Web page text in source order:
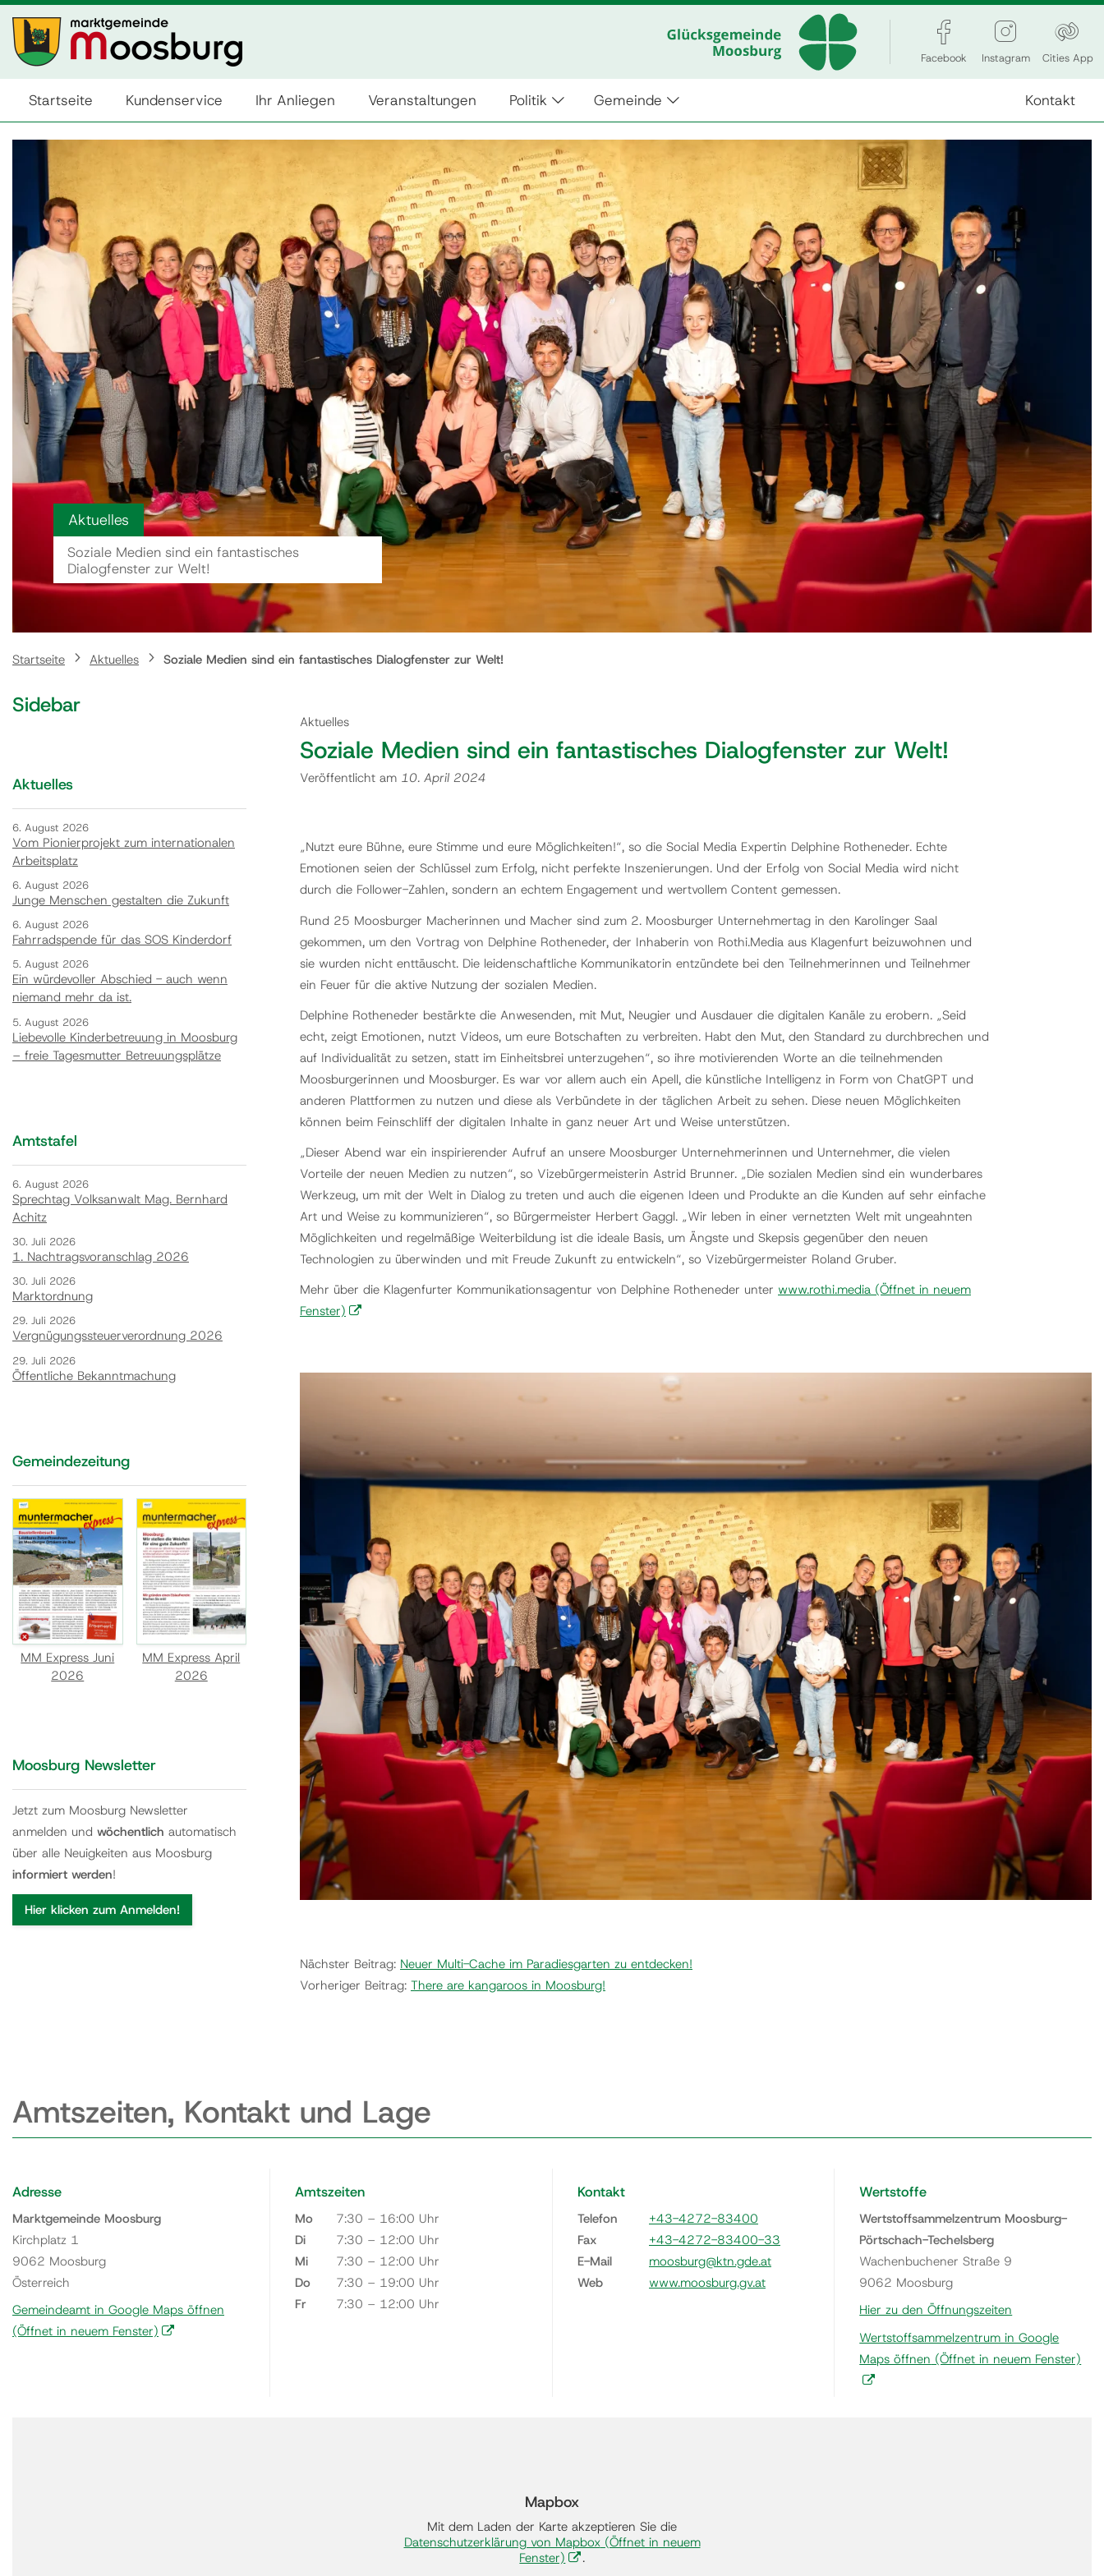
Facebook Instagram Cities App
Startseite Kundenservice Ihr Anliegen Veranstaltungen Politik Gemeinde Kontakt
Aktuelles
Soziale Medien sind ein fantastisches
Dialogfenster zur Welt!
Startseite Aktuelles Soziale Medien sind ein fantastisches Dialogfenster zur Welt!
Aktuelles
Soziale Medien sind ein fantastisches Dialogfenster zur Welt!
Veröffentlicht am 10. April 2024
„Nutzt eure Bühne, eure Stimme und eure Möglichkeiten!“, so die Social Media Expertin Delphine Rotheneder. Echte
Emotionen seien der Schlüssel zum Erfolg, nicht perfekte Inszenierungen. Und der Erfolg von Social Media wird nicht
durch die Follower-Zahlen, sondern an echtem Engagement und wertvollem Content gemessen.
Rund 25 Moosburger Macherinnen und Macher sind zum 2. Moosburger Unternehmertag in den Karolinger Saal
gekommen, um den Vortrag von Delphine Rotheneder, der Inhaberin von Rothi.Media aus Klagenfurt beizuwohnen und
sie wurden nicht enttäuscht. Die leidenschaftliche Kommunikatorin entzündete bei den Teilnehmerinnen und Teilnehmer
ein Feuer für die aktive Nutzung der sozialen Medien.
Delphine Rotheneder bestärkte die Anwesenden, mit Mut, Neugier und Ausdauer die digitalen Kanäle zu erobern. „Seid
echt, zeigt Emotionen, nutzt Videos, um eure Botschaften zu verbreiten. Habt den Mut, den Standard zu durchbrechen und
auf Individualität zu setzen, statt im Einheitsbrei unterzugehen“, so ihre motivierenden Worte an die teilnehmenden
Moosburgerinnen und Moosburger. Es war vor allem auch ein Apell, die künstliche Intelligenz in Form von ChatGPT und
anderen Plattformen zu nutzen und diese als Verbündete in der täglichen Arbeit zu sehen. Diese neuen Möglichkeiten
können beim Feinschliff der digitalen Inhalte in ganz neuer Art und Weise unterstützen.
„Dieser Abend war ein inspirierender Aufruf an unsere Moosburger Unternehmerinnen und Unternehmer, die vielen
Vorteile der neuen Medien zu nutzen“, so Vizebürgermeisterin Astrid Brunner. „Die sozialen Medien sind ein wunderbares
Werkzeug, um mit der Welt in Dialog zu treten und auch die eigenen Ideen und Produkte an die Kunden auf sehr einfache
Art und Weise zu kommunizieren“, so Bürgermeister Herbert Gaggl. „Wir leben in einer vernetzten Welt mit ungeahnten
Möglichkeiten und regelmäßige Weiterbildung ist die ideale Basis, um Ängste und Skepsis gegenüber den neuen
Technologien zu überwinden und mit Freude Zukunft zu entwickeln“, so Vizebürgermeister Roland Gruber.
Mehr über die Klagenfurter Kommunikationsagentur von Delphine Rotheneder unter www.rothi.media (Öffnet in neuem
Fenster)
Nächster Beitrag: Neuer Multi-Cache im Paradiesgarten zu entdecken!
Vorheriger Beitrag: There are kangaroos in Moosburg!
Sidebar
Aktuelles
6. August 2026
Vom Pionierprojekt zum internationalen
Arbeitsplatz
6. August 2026
Junge Menschen gestalten die Zukunft
6. August 2026
Fahrradspende für das SOS Kinderdorf
5. August 2026
Ein würdevoller Abschied - auch wenn
niemand mehr da ist.
5. August 2026
Liebevolle Kinderbetreuung in Moosburg
– freie Tagesmutter Betreuungsplätze
Amtstafel
6. August 2026
Sprechtag Volksanwalt Mag. Bernhard
Achitz
30. Juli 2026
1. Nachtragsvoranschlag 2026
30. Juli 2026
Marktordnung
29. Juli 2026
Vergnügungssteuerverordnung 2026
29. Juli 2026
Öffentliche Bekanntmachung
Gemeindezeitung
MM Express Juni
2026
MM Express April
2026
Moosburg Newsletter
Jetzt zum Moosburg Newsletter
anmelden und wöchentlich automatisch
über alle Neuigkeiten aus Moosburg
informiert werden!
Hier klicken zum Anmelden!
Amtszeiten, Kontakt und Lage
Adresse
Marktgemeinde Moosburg
Kirchplatz 1
9062 Moosburg
Österreich
Gemeindeamt in Google Maps öffnen
(Öffnet in neuem Fenster)
Amtszeiten
Mo
7:30 – 16:00 Uhr
Di
7:30 – 12:00 Uhr
Mi
7:30 – 12:00 Uhr
Do
7:30 – 19:00 Uhr
Fr
7:30 – 12:00 Uhr
Kontakt
Telefon
+43-4272-83400
Fax
+43-4272-83400-33
E-Mail
moosburg@ktn.gde.at
Web
www.moosburg.gv.at
Wertstoffe
Wertstoffsammelzentrum Moosburg-
Pörtschach-Techelsberg
Wachenbuchener Straße 9
9062 Moosburg
Hier zu den Öffnungszeiten
Wertstoffsammelzentrum in Google
Maps öffnen (Öffnet in neuem Fenster)
Mapbox
Mit dem Laden der Karte akzeptieren Sie die
Datenschutzerklärung von Mapbox(Öffnet in neuem
Fenster)
.